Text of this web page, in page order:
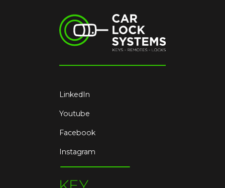
LinkedIn
Youtube
Facebook
Instagram